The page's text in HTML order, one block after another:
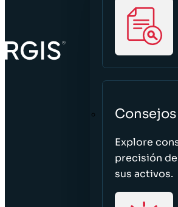
Explore
precisión
sus activos.